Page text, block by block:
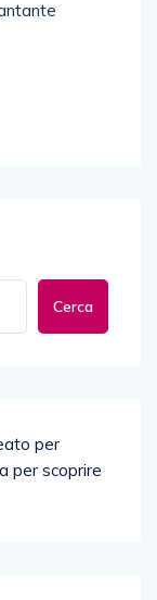
Cerca